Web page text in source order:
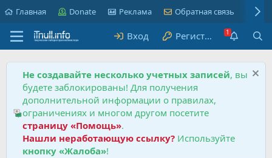
Главная Donate Реклама Обратная связь
Вход Регистрация
Не создавайте несколько учетных записей, вы
будете заблокированы! Для получения
дополнительной информации о правилах,
ограничениях и многом другом посетите
страницу «Помощь».
Нашли неработающую ссылку? Используйте
кнопку «Жалоба»!